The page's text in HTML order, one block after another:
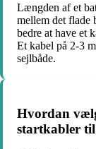
Længden af et
mellem det flade
bedre at have et
Et kabel på 2-3
sejlbåde.
Hvordan
startkabler til